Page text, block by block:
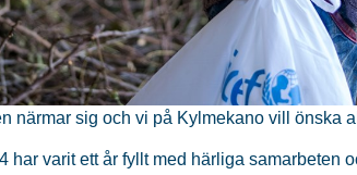
närmar sig och vi på Kylmekano vill önska
har varit ett år fyllt med härliga samarbeten